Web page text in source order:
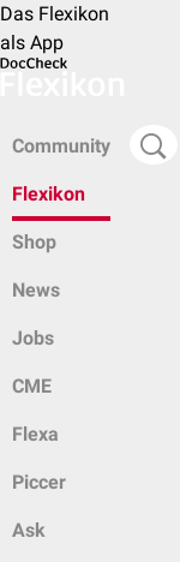
Das Flexikon
als App
Community
Flexikon
Shop
News
Jobs
CME
Flexa
Piccer
Ask